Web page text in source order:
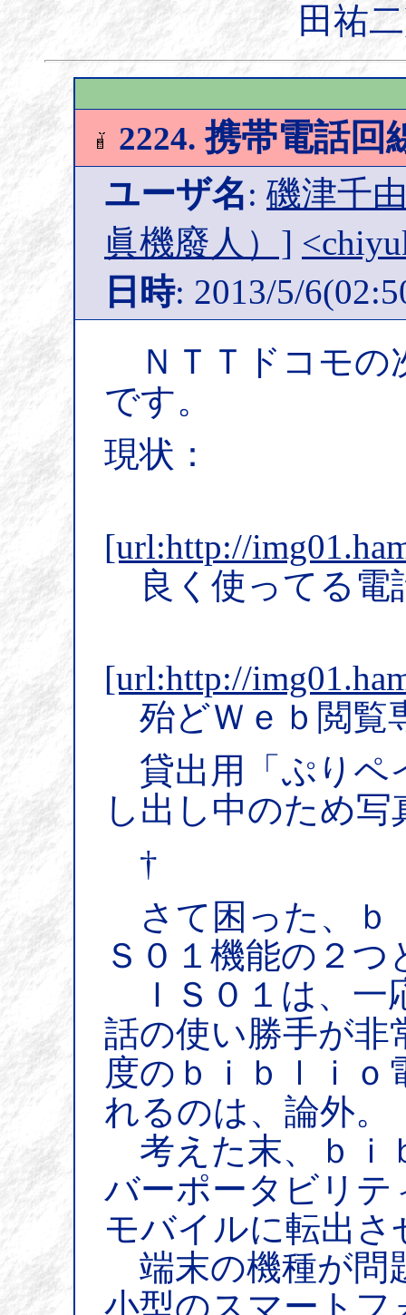
田祐
2224. 携帯電話回
ユーザ名: 磯津千
眞機廢人）]
日時: 2013/5/
ＮＴＴドコモの
です。
現状：
[url:http://
良く使ってる電
[url:http://
殆どＷｅｂ閲覧
貸出用「ぷりペ
し出し中のため写
†
さて困った、ｂ
Ｓ０１機能の２
ＩＳ０１は、一
話の使い勝手が非
度のｂｉｂｌｉｏ
れるのは、論外。
考えた末、ｂｉ
バーポータビリ
モバイルに転出
端末の機種が問
小型のスマートフ